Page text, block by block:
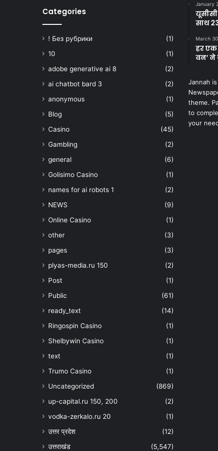
Categories
! Без рубрики
(1)
10
(1)
adobe generative ai 8
(2)
ai chatbot bard 3
(2)
anonymous
(1)
Blog
(5)
Casino
(45)
Gambling
(2)
general
(6)
Golisimo Casino
(1)
names for ai robots 1
(2)
NEWS
(9)
Online Casino
(1)
other
(3)
pages
(3)
plyas-media.ru 150
(2)
Post
(1)
Public
(61)
ready_text
(14)
Ringospin Casino
(1)
Shelbywin Casino
(1)
text
(1)
Trumo Casino
(1)
Uncategorized
(869)
up-capital.ru 150, 200
(2)
vodka-zerkalo.ru 20
(1)
उत्तर प्रदेश
(12)
उत्तराखंड
(5,547)
January
साथ
March
हर एक
वन’ ने
Jannah
theme.
to
your